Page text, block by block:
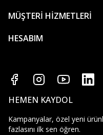
MÜŞTERİ HİZMETLERİ
HESABIM
HEMEN KAYDOL
Kampanyalar, özel yeni
fazlasını ilk sen öğren.